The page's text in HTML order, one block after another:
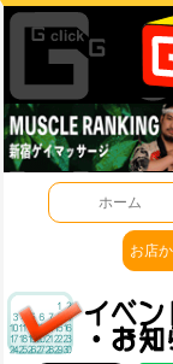
ホーム
お店